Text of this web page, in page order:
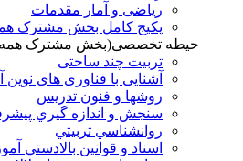
ریاضی و آمار مقدمات
پکیج کامل بخش مشترک
حیطه تخصصی(بخش مشترک
تربیت چند ساحتی
آشنایی با فناوری های
روشها و فنون تدريس
سنجش و اندازه گيري
روانشناسي تربيتي
اسناد و قوانين بالادستي